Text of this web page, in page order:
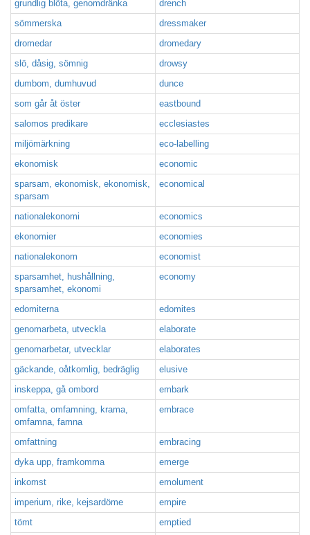
grundlig blöta, genomdränka
drench
sömmerska
dressmaker
dromedar
dromedary
slö, dåsig, sömnig
drowsy
dumbom, dumhuvud
dunce
som går åt öster
eastbound
salomos predikare
ecclesiastes
miljömärkning
eco-labelling
ekonomisk
economic
sparsam, ekonomisk, ekonomisk,
sparsam
economical
nationalekonomi
economics
ekonomier
economies
nationalekonom
economist
sparsamhet, hushållning,
sparsamhet, ekonomi
economy
edomiterna
edomites
genomarbeta, utveckla
elaborate
genomarbetar, utvecklar
elaborates
gäckande, oåtkomlig, bedräglig
elusive
inskeppa, gå ombord
embark
omfatta, omfamning, krama,
omfamna, famna
embrace
omfattning
embracing
dyka upp, framkomma
emerge
inkomst
emolument
imperium, rike, kejsardöme
empire
tömt
emptied